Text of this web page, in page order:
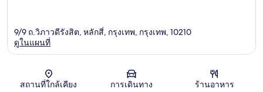
แผนที่
9/9 ถ.วิภาวดีรังสิต, หลักสี่, กรุงเทพ, กรุงเทพ, 10210
ดูในแผนที่
สถานที่ใกล้เคียง การเดินทาง ร้านอาหาร